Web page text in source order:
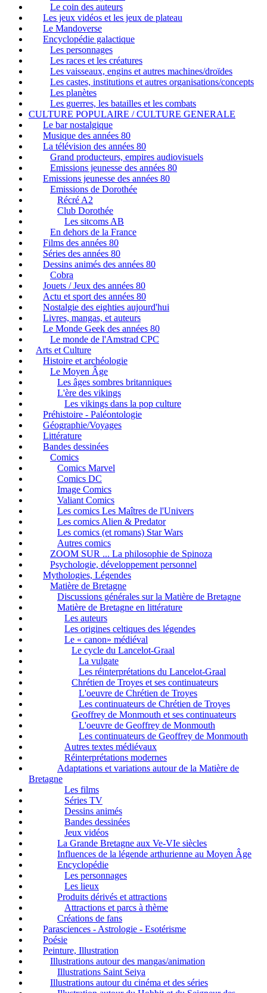
Le coin des auteurs
Les jeux vidéos et les jeux de plateau
Le Mandoverse
Encyclopédie galactique
Les personnages
Les races et les créatures
Les vaisseaux, engins et autres machines/droïdes
Les castes, institutions et autres organisations/concepts
Les planètes
Les guerres, les batailles et les combats
CULTURE POPULAIRE / CULTURE GENERALE
Le bar nostalgique
Musique des années 80
La télévision des années 80
Grand producteurs, empires audiovisuels
Emissions jeunesse des années 80
Emissions jeunesse des années 80
Emissions de Dorothée
Récré A2
Club Dorothée
Les sitcoms AB
En dehors de la France
Films des années 80
Séries des années 80
Dessins animés des années 80
Cobra
Jouets / Jeux des années 80
Actu et sport des années 80
Nostalgie des eighties aujourd'hui
Livres, mangas, et auteurs
Le Monde Geek des années 80
Le monde de l'Amstrad CPC
Arts et Culture
Histoire et archéologie
Le Moyen Âge
Les âges sombres britanniques
L'ère des vikings
Les vikings dans la pop culture
Préhistoire - Paléontologie
Géographie/Voyages
Littérature
Bandes dessinées
Comics
Comics Marvel
Comics DC
Image Comics
Valiant Comics
Les comics Les Maîtres de l'Univers
Les comics Alien & Predator
Les comics (et romans) Star Wars
Autres comics
ZOOM SUR ... La philosophie de Spinoza
Psychologie, développement personnel
Mythologies, Légendes
Matière de Bretagne
Discussions générales sur la Matière de Bretagne
Matière de Bretagne en littérature
Les auteurs
Les origines celtiques des légendes
Le « canon» médiéval
Le cycle du Lancelot-Graal
La vulgate
Les réinterprétations du Lancelot-Graal
Chrétien de Troyes et ses continuateurs
L'oeuvre de Chrétien de Troyes
Les continuateurs de Chrétien de Troyes
Geoffrey de Monmouth et ses continuateurs
L'oeuvre de Geoffrey de Monmouth
Les continuateurs de Geoffrey de Monmouth
Autres textes médiévaux
Réinterprétations modernes
Adaptations et variations autour de la Matière de
Bretagne
Les films
Séries TV
Dessins animés
Bandes dessinées
Jeux vidéos
La Grande Bretagne aux Ve-VIe siècles
Influences de la légende arthurienne au Moyen Âge
Encyclopédie
Les personnages
Les lieux
Produits dérivés et attractions
Attractions et parcs à thème
Créations de fans
Parasciences - Astrologie - Esotérisme
Poésie
Peinture, Illustration
Illustrations autour des mangas/animation
Illustrations Saint Seiya
Illustrations autour du cinéma et des séries